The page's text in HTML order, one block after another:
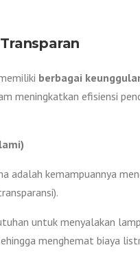
berbagai
meningkatkan efisiensi
adalah kemampuannya
untuk menyalakan
menghemat biaya